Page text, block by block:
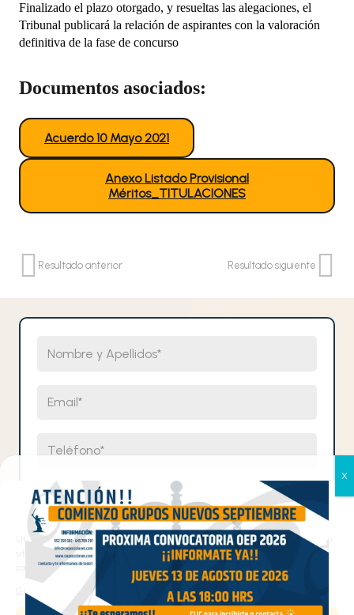
Gestionar el consentimiento
de las cookies
Utilizamos cookies propias y de terceros para analizar el tráfico en nuestro
sitio web y personalizar el contenido. Puede aceptar todas las cookies,
configurarlas según sus preferencias o rechazarlas.
Gestionar los servicios
Finalizado el plazo otorgado, y resueltas las alegaciones, el
Tribunal publicará la relación de aspirantes con la valoración
definitiva de la fase de concurso
Documentos asociados:
Acuerdo 10 Mayo 2021
Anexo Listado Provisional
Méritos_TITULACIONES
Resultado anterior Resultado siguiente
Selecciona un cuerpo
Comentarios
He leído y acepto la política de privacidad de Rafael
Alcalde Centro de Oposiciones.